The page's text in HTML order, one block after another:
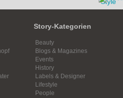
Story-Kategorien
Beauty
Blogs & Magazines
Events
History
Labels & Designer
Lifestyle
People